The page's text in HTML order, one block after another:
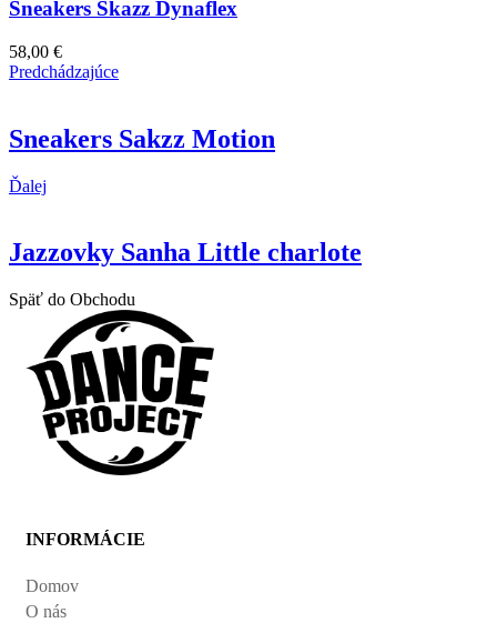
Sneakers Skazz Dynaflex
58,00 €
Predchádzajúce
Sneakers Sakzz Motion
Ďalej
Jazzovky Sanha Little charlote
Späť do Obchodu
INFORMÁCIE
Domov
O nás